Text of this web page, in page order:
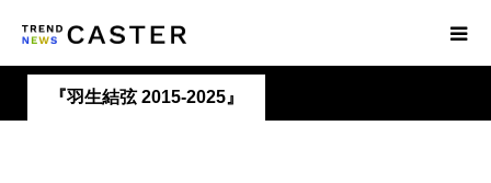
『羽生結弦 2015-2025』